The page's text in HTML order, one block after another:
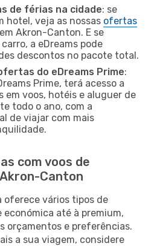
de férias na cidade: se
hotel, veja as nossas ofertas
em Akron-Canton. E se
a eDreams pode
descontos no pacote total.
do eDreams Prime:
Prime, terá acesso a
em voos, hotéis e aluguer de
todo o ano, com a
de viajar com mais
com voos de
Canton
oferece vários tipos de
económica até à premium,
orçamentos e preferências.
a sua viagem, considere